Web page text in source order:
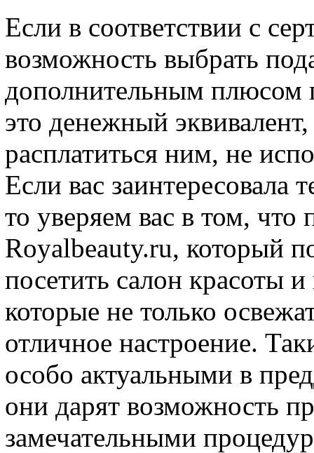
Если в соответствии с
возможность выбрать
дополнительным плюсом
это денежный
расплатиться ним, не
Если вас заинтересовала
то уверяем вас в том,
Royalbeauty.ru, который
посетить салон красоты
которые не только
отличное настроение.
особо актуальными в
они дарят возможность
замечательными